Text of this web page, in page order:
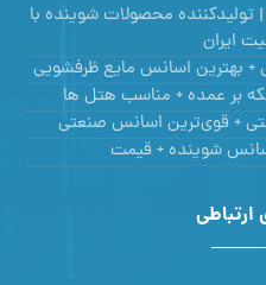
تولیدکننده محصولات شوینده با
ایران
بهترین اسانس مایع ظرفشویی
بر عمده + مناسب هتل ها
+ قوی‌ترین اسانس‌ صنعتی
شوینده + قیمت
ارتباطی